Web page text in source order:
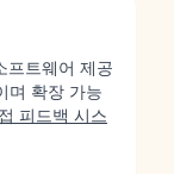
프트웨어 제공
며 확장 가능
피드백 시스